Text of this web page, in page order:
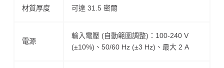
材質厚度 可達 31.5 密爾
電源
輸入電壓 (自動範圍調整)：100-240 V
(±10%)、50/60 Hz (±3 Hz)、最大 2 A